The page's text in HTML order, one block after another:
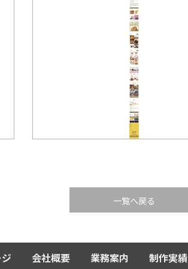
一覧へ戻る
会社概要 業務案内 制作実績